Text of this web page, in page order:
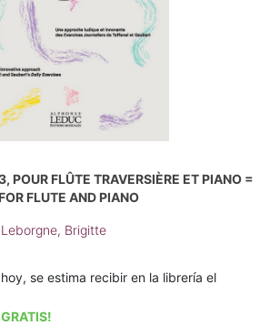
POUR FLÛTE TRAVERSIÈRE ET PIANO =
FLUTE AND PIANO
Leborgne, Brigitte
se estima recibir en la librería el